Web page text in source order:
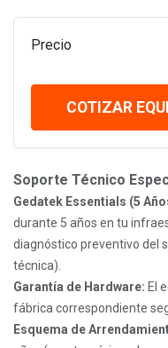
Precio
COTIZAR
Soporte Técnico
Gedatek Essentials (5
durante 5 años en tu
diagnóstico preventivo del
técnica).
Garantía de Hardware: El
fábrica correspondiente
Esquema de